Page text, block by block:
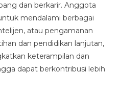
dan berkarir. Anggota
mendalami berbagai
atau pengamanan
dan pendidikan lanjutan,
keterampilan dan
dapat berkontribusi lebih